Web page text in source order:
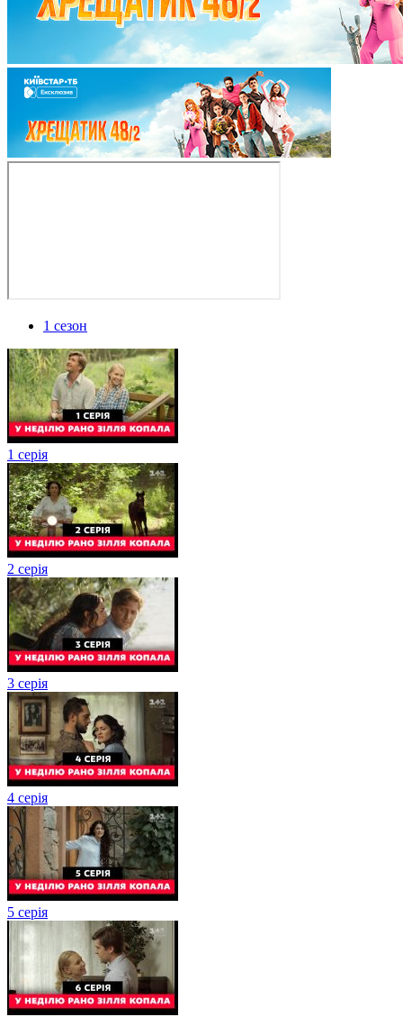
1 сезон
1 серія
2 серія
3 серія
4 серія
5 серія